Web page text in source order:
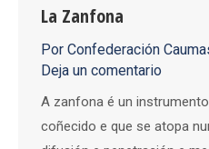
La Zanfona
Por Confederación
Deja un comentario
A zanfona é un
coñecido e que se atopa